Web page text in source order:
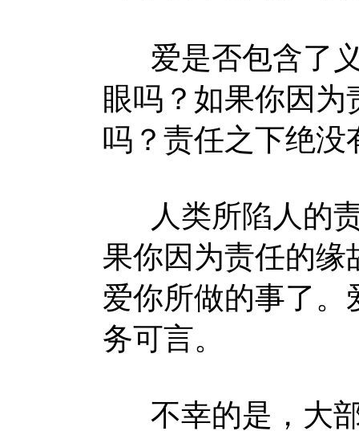
爱是否包含了义
眼吗？如果你因
吗？责任之下绝没
人类所陷人的责
果你因为责任的缘
爱你所做的事了。
务可言。
不幸的是，大部